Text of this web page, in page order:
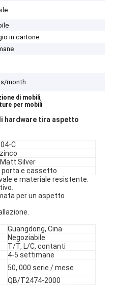
in cartone
month
di mobili,
per mobili
hardware tira aspetto
C
Silver
porta e cassetto
e materiale resistente.
per un aspetto
Guangdong, Cina
Negoziabile
T/T, L/C, contanti
4-5 settimane
50, 000 serie / mese
QB/T2474-2000